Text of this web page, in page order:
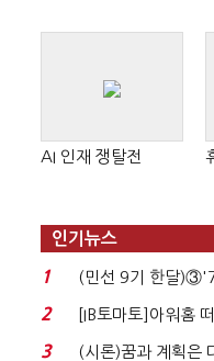
AI 인재 쟁탈전
인기뉴스
1
(민선 9기 한달
격…추미애, 20년...
2
[IB토마토]아워홈
340억 베팅…가...
3 (시론)꿈과 계획은